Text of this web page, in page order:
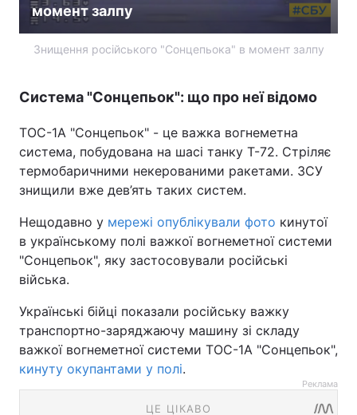
момент залпу
Знищення російського "Сонцепьока" в момент залпу
Система "Сонцепьок": що про неї відомо
ТОС-1А "Сонцепьок" - це важка вогнеметна
система, побудована на шасі танку Т-72. Стріляє
термобаричними некерованими ракетами. ЗСУ
знищили вже дев’ять таких систем.
Нещодавно у мережі опублікували фото кинутої
в українському полі важкої вогнеметної системи
"Сонцепьок", яку застосовували російські
війська.
Українські бійці показали російську важку
транспортно-заряджаючу машину зі складу
важкої вогнеметної системи ТОС-1А "Сонцепьок",
кинуту окупантами у полі.
Реклама